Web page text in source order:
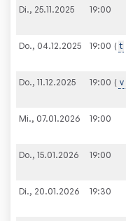
Di., 25.11.2025 19:00
Do., 04.12.2025 19:00 t
Do., 11.12.2025 19:00 v
Mi., 07.01.2026 19:00
Do., 15.01.2026 19:00
Di., 20.01.2026 19:30